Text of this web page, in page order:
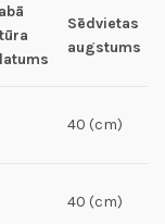
Sēdvietas
augstums
40 (cm)
40 (cm)